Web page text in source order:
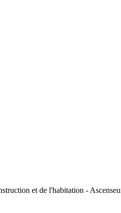
et de l'habitation -